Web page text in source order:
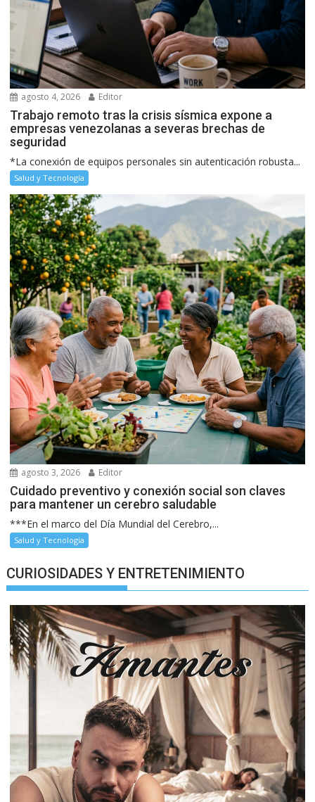
agosto 4, 2026 Editor
Trabajo remoto tras la crisis sísmica expone a
empresas venezolanas a severas brechas de
seguridad
*La conexión de equipos personales sin autenticación robusta...
Salud y Tecnología
agosto 3, 2026 Editor
Cuidado preventivo y conexión social son claves
para mantener un cerebro saludable
***En el marco del Día Mundial del Cerebro,...
Salud y Tecnología
CURIOSIDADES Y ENTRETENIMIENTO